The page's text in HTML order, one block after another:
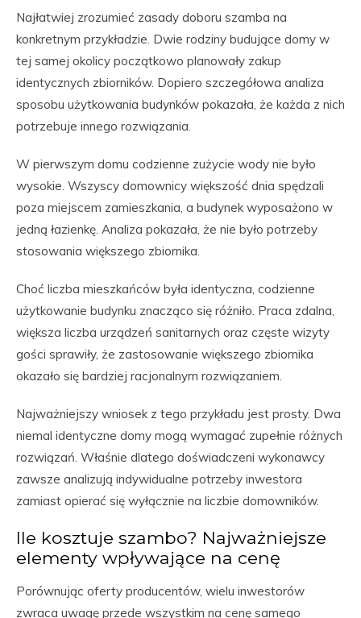
Najłatwiej zrozumieć zasady doboru szamba na
konkretnym przykładzie. Dwie rodziny budujące domy w
tej samej okolicy początkowo planowały zakup
identycznych zbiorników. Dopiero szczegółowa analiza
sposobu użytkowania budynków pokazała, że każda z nich
potrzebuje innego rozwiązania.
W pierwszym domu codzienne zużycie wody nie było
wysokie. Wszyscy domownicy większość dnia spędzali
poza miejscem zamieszkania, a budynek wyposażono w
jedną łazienkę. Analiza pokazała, że nie było potrzeby
stosowania większego zbiornika.
Choć liczba mieszkańców była identyczna, codzienne
użytkowanie budynku znacząco się różniło. Praca zdalna,
większa liczba urządzeń sanitarnych oraz częste wizyty
gości sprawiły, że zastosowanie większego zbiornika
okazało się bardziej racjonalnym rozwiązaniem.
Najważniejszy wniosek z tego przykładu jest prosty. Dwa
niemal identyczne domy mogą wymagać zupełnie różnych
rozwiązań. Właśnie dlatego doświadczeni wykonawcy
zawsze analizują indywidualne potrzeby inwestora
zamiast opierać się wyłącznie na liczbie domowników.
Ile kosztuje szambo? Najważniejsze
elementy wpływające na cenę
Porównując oferty producentów, wielu inwestorów
zwraca uwagę przede wszystkim na cenę samego